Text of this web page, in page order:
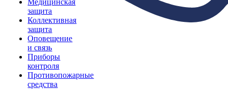
защита
Коллективная
защита
Оповещение
и связь
Приборы
контроля
Противопожарные
средства